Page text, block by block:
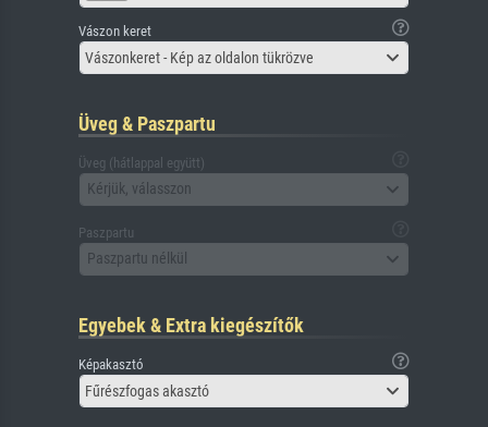
Vászon keret
Vászonkeret - Kép az oldalon tükrözve
Üveg & Paszpartu
Üveg (hátlappal együtt)
Kérjük, válasszon
Paszpartu
Paszpartu nélkül
Egyebek & Extra kiegészítők
Képakasztó
Fűrészfogas akasztó